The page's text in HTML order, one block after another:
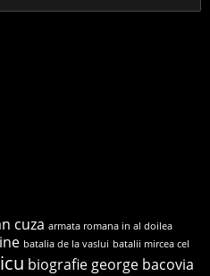
cuza armata romana in al doilea
batalia de la vaslui batalii mircea cel
biografie george bacovia